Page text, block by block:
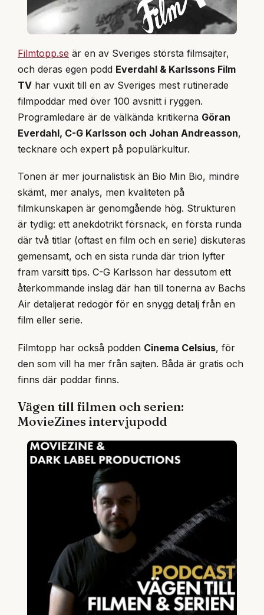
Filmtopp.se är en av Sveriges största filmsajter,
och deras egen podd Everdahl & Karlssons Film
TV har vuxit till en av Sveriges mest rutinerade
filmpoddar med över 100 avsnitt i ryggen.
Programledare är de välkända kritikerna Göran
Everdahl, C-G Karlsson och Johan Andreasson,
tecknare och expert på populärkultur.
Tonen är mer journalistisk än Bio Min Bio, mindre
skämt, mer analys, men kvaliteten på
filmkunskapen är genomgående hög. Strukturen
är tydlig: ett anekdotrikt försnack, en första runda
där två titlar (oftast en film och en serie) diskuteras
gemensamt, och en sista runda där trion lyfter
fram varsitt tips. C-G Karlsson har dessutom ett
återkommande inslag där han till tonerna av Bachs
Air detaljerat redogör för en snygg detalj från en
film eller serie.
Filmtopp har också podden Cinema Celsius, för
den som vill ha mer från sajten. Båda är gratis och
finns där poddar finns.
Vägen till filmen och serien:
MovieZines intervjupodd